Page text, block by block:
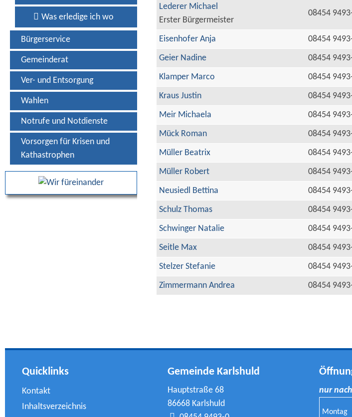
Was erledige ich wo
Bürgerservice
Gemeinderat
Ver- und Entsorgung
Wahlen
Notrufe und Notdienste
Vorsorgen für Krisen und
Kathastrophen
Lederer Michael
Erster Bürgermeister
08454
Eisenhofer Anja 08454
Geier Nadine
08454
Klamper Marco
08454
Kraus Justin
08454
Meir Michaela
08454
Mück Roman
08454
Müller Beatrix
08454
Müller Robert
08454
Neusiedl Bettina
08454
Schulz Thomas
08454
Schwinger Natalie
08454
Seitle Max
08454
Stelzer Stefanie
08454
Zimmermann Andrea
08454
Quicklinks
Kontakt
Inhaltsverzeichnis
Gemeinde Karlshuld
Hauptstraße 68
86668 Karlshuld
nur
Montag